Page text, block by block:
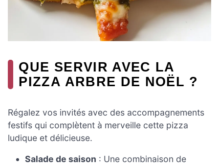
QUE SERVIR AVEC LA
PIZZA ARBRE DE NOËL ?
Régalez vos invités avec des accompagnements
festifs qui complètent à merveille cette pizza
ludique et délicieuse.
Salade de saison : Une combinaison de